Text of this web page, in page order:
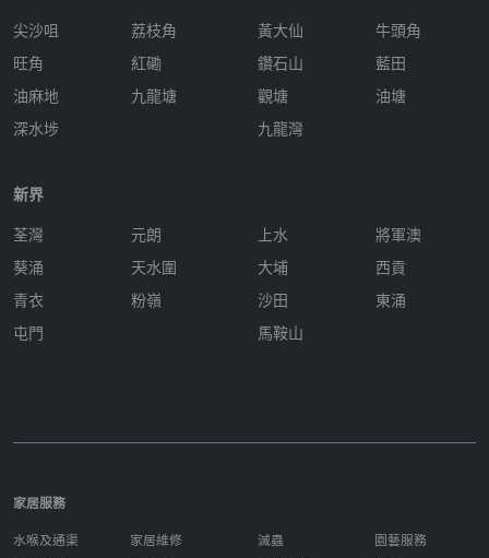
尖沙咀
旺角
油麻地
深水埗
荔枝角
紅磡
九龍塘
黃大仙
鑽石山
觀塘
九龍灣
牛頭角
藍田
油塘
新界
荃灣
葵涌
青衣
屯門
元朗
天水圍
粉嶺
上水
大埔
沙田
馬鞍山
將軍澳
西貢
東涌
家居服務
水喉及通渠
家居維修
滅蟲
園藝服務